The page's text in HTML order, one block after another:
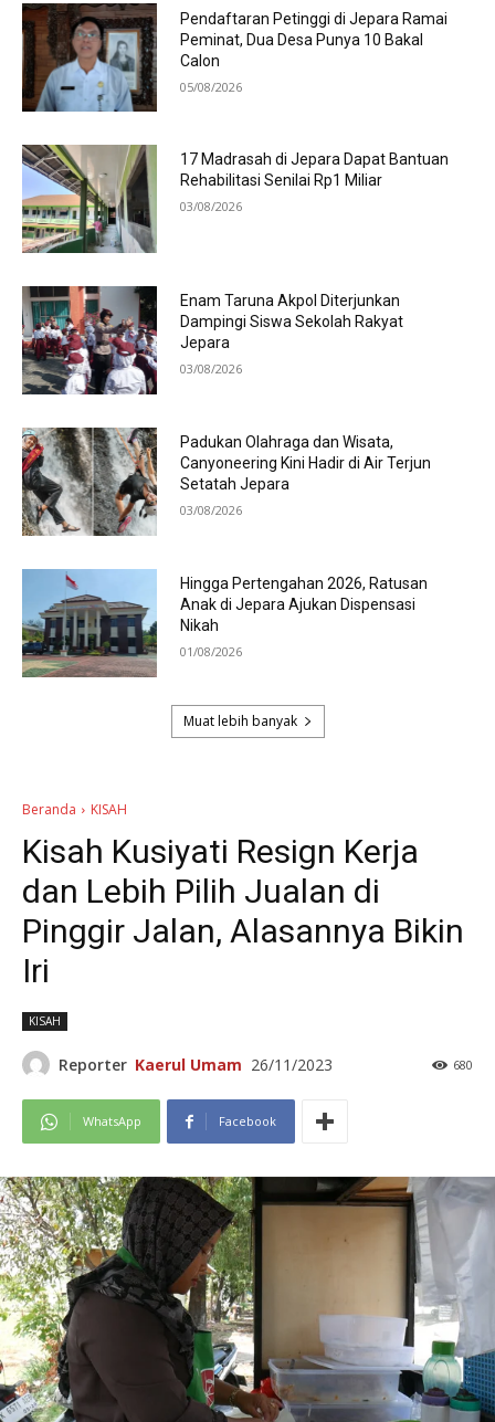
Pendaftaran Petinggi di Jepara Ramai
Peminat, Dua Desa Punya 10 Bakal
Calon
05/08/2026
17 Madrasah di Jepara Dapat Bantuan
Rehabilitasi Senilai Rp1 Miliar
03/08/2026
Enam Taruna Akpol Diterjunkan
Dampingi Siswa Sekolah Rakyat
Jepara
03/08/2026
Padukan Olahraga dan Wisata,
Canyoneering Kini Hadir di Air Terjun
Setatah Jepara
03/08/2026
Hingga Pertengahan 2026, Ratusan
Anak di Jepara Ajukan Dispensasi
Nikah
01/08/2026
Muat lebih banyak